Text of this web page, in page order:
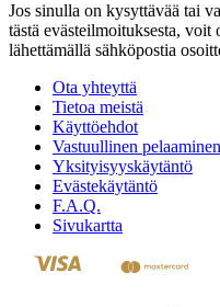
Jos sinulla on kysyttävää tai
tästä evästeilmoituksesta, voit
lähettämällä sähköpostia
Ota yhteyttä
Tietoa meistä
Käyttöehdot
Vastuullinen pelaaminen
Yksityisyyskäytäntö
Evästekäytäntö
F.A.Q.
Sivukartta